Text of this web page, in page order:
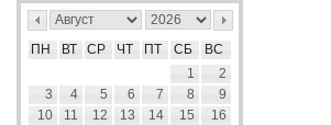
ПН ВТ СР ЧТ ПТ СБ
ВС
1
2
3
4 5 6 7 8
9
10
11 12 13 14 15
16